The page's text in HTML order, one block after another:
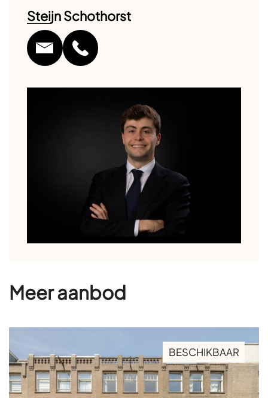
Steijn Schothorst
Meer aanbod
BESCHIKBAAR